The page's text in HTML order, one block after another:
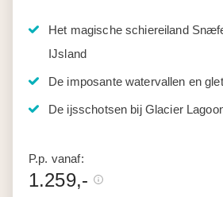
Het magische schiereiland
IJsland
De imposante watervallen en
De ijsschotsen bij Glacier
P.p. vanaf:
1.259,-